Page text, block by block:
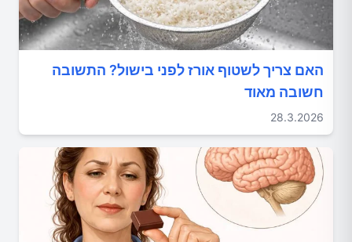
האם צריך לשטוף אורז לפני בישול? התשובה
חשובה מאוד
28.3.2026